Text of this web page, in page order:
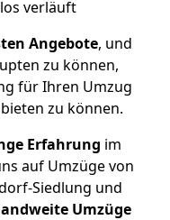
verläuft
Angebote, und
zu können,
für Ihren Umzug
zu können.
Erfahrung im
auf Umzüge von
Siedlung und
Umzüge